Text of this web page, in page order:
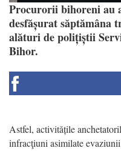
Procurorii bihoreni au
desfășurat săptămâna
alături de polițiștii
Bihor.
Astfel, activitățile
infracţiuni asimilate